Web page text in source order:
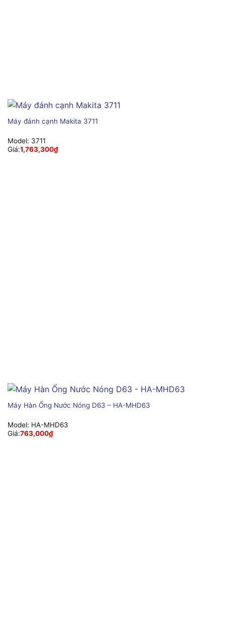
Máy đánh cạnh Makita 3711
Model: 3711
Giá:1,763,300₫
Máy Hàn Ống Nước Nóng D63 – HA-MHD63
Model: HA-MHD63
Giá:763,000₫